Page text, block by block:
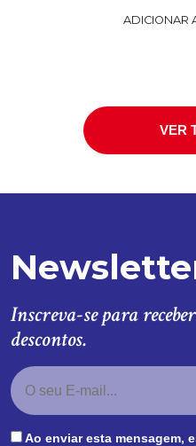
ADICIONAR
VER
Inscreva-se para
descontos.
Ao enviar esta mensagem,